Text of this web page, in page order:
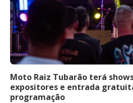
Moto Raiz Tubarão terá
expositores e entrada
programação